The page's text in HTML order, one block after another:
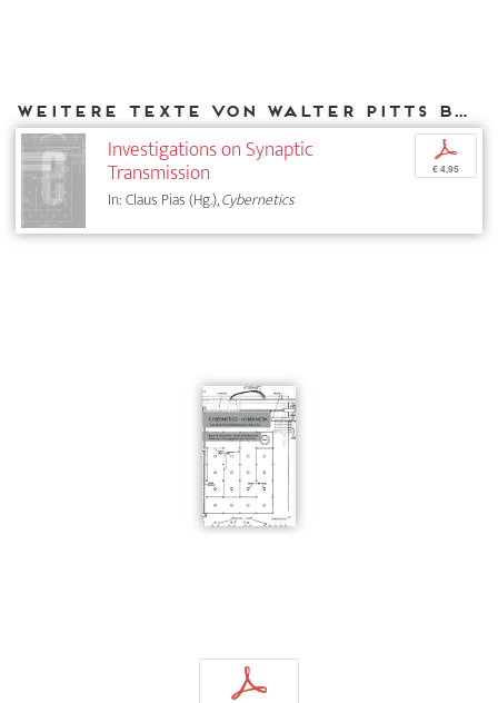
Weitere Texte von Walter Pitts bei DIAPHANES
Investigations on Synaptic
Transmission
In: Claus Pias (Hg.),Cybernetics
p
€ 4,95
p